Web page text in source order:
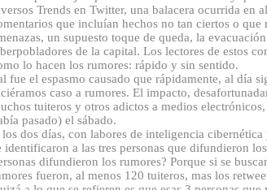
Trends en Twitter, una balacera ocurrida en
que incluían hechos no tan ciertos o
un supuesto toque de queda, la
de la capital. Los lectores de estos
lo hacen los rumores: rápido y sin sentido.
fue el espasmo causado que rápidamente, al día
caso a rumores. El impacto,
tuiteros y otros adictos a medios
pasado) el sábado.
los dos días, con labores de inteligencia
identificaron a las tres personas que difundieron
difundieron los rumores? Porque si se
fueron, al menos 120 tuiteros, mas los